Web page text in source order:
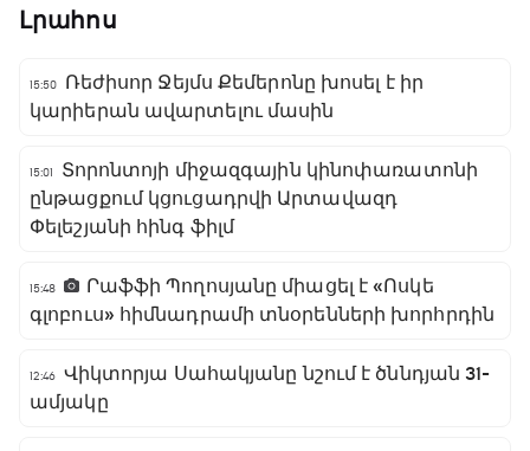
Լրահոս
15:50
Ռեժիսոր Ջեյմս Քեմերոնը խոսել է իր
կարիերան ավարտելու մասին
15:01
Տորոնտոյի միջազգային կինոփառատոնի
ընթացքում կցուցադրվի Արտավազդ
Փելեշյանի հինգ ֆիլմ
15:48
Րաֆֆի Պողոսյանը միացել է «Ոսկե
գլոբուս» հիմնադրամի տնօրենների խորհրդին
12:46 Վիկտորյա Սահակյանը նշում է ծննդյան 31-
ամյակը